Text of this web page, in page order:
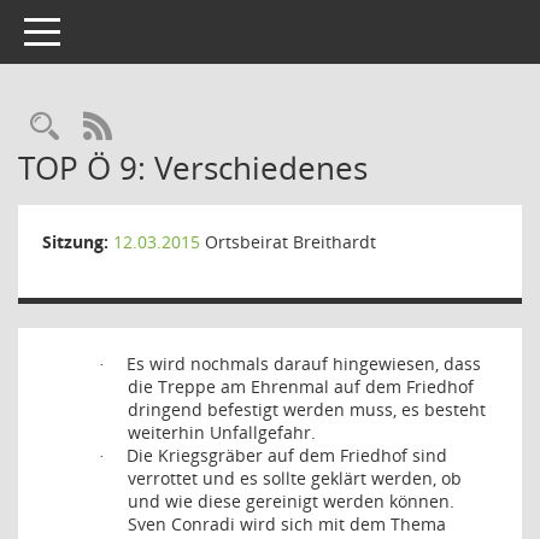
Toggle navigation
Rechercheauswahl
RSS-Feed
TOP Ö 9: Verschiedenes
Sitzung: 12.03.2015 Ortsbeirat Breithardt
·
Es wird nochmals darauf hingewiesen, dass
die Treppe am Ehrenmal auf dem Friedhof
dringend befestigt werden muss, es besteht
weiterhin Unfallgefahr.
·
Die Kriegsgräber auf dem Friedhof sind
verrottet und es sollte geklärt werden, ob
und wie diese gereinigt werden können.
Sven Conradi wird sich mit dem Thema